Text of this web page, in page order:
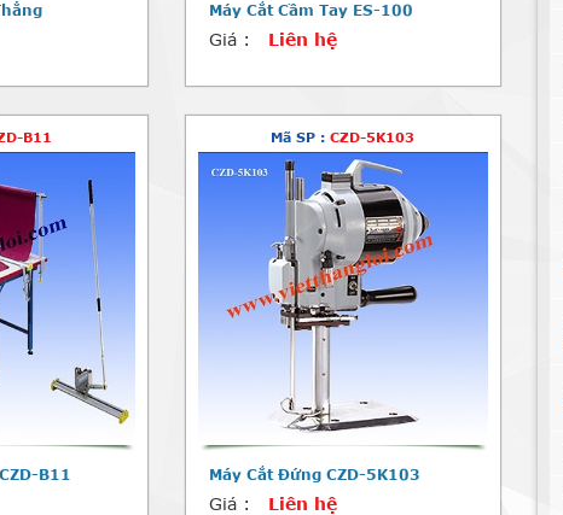
Máy Cắt Cầm Tay ES-100
Giá : Liên hệ
B11
B11
Mã SP :CZD-5K103
Máy Cắt Đứng CZD-5K103
Giá : Liên hệ